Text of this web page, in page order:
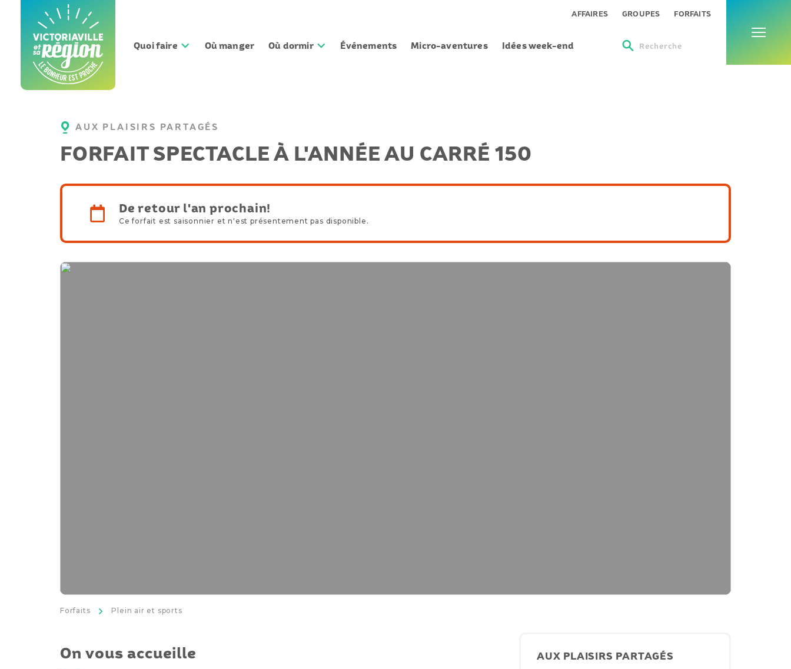
contenu
Menu
Quoi faire Où manger Où dormir Événements Micro-aventures Idées week-end
AFFAIRES GROUPES FORFAITS
Recherche
AUX PLAISIRS PARTAGÉS
FORFAIT SPECTACLE À L'ANNÉE AU CARRÉ 150
De retour l'an prochain!
Ce forfait est saisonnier et n'est présentement pas disponible.
Forfaits >
Plein air et sports
AUX PLAISIRS PARTAGÉS
On vous accueille